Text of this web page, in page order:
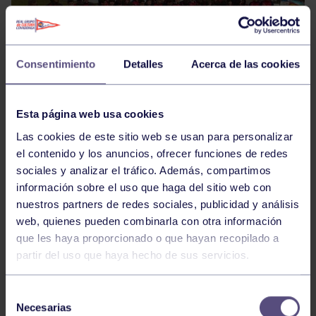
Consentimiento Detalles Acerca de las cookies
Esta página web usa cookies
Las cookies de este sitio web se usan para personalizar
el contenido y los anuncios, ofrecer funciones de redes
sociales y analizar el tráfico. Además, compartimos
información sobre el uso que haga del sitio web con
nuestros partners de redes sociales, publicidad y análisis
web, quienes pueden combinarla con otra información
que les haya proporcionado o que hayan recopilado a
partir del uso que haya hecho de sus servicios.
Necesarias
del CAR Isla de la Cartuja, el XLV Campeonato de
España de Invierno para Juveniles y Senior junto con el
XLIV Campeonato de España de Invierno "Jóvenes
Promesas" Cadete, en las modalidades de K-1 y C-1.
18 palistas del RGCC viajarán a tierras andaluzas, seis
cadetes, tres juveniles y nueve senior que intentarán
continuar con los buenos resultados de los últimos
nacionales. Las pruebas darán comienzo el sábado a
las 9:00h con las pruebas clasificatorias de 2000m y a